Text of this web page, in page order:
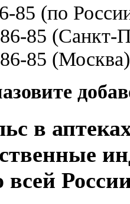
85 (по
85 (Санкт-
85 (Москва)
в
всей